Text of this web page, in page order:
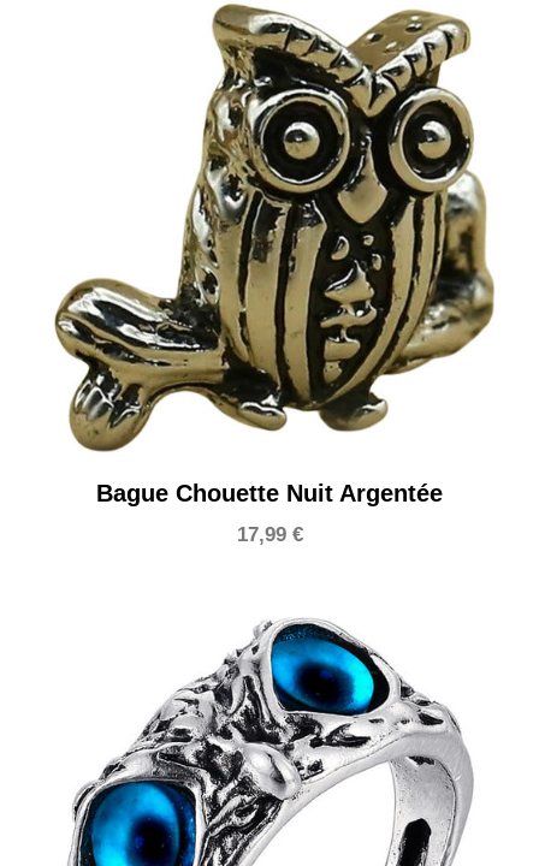
Bague Chouette Nuit Argentée
17,99 €